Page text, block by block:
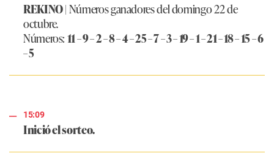
REKINO| Números ganadores del domingo 22 de
octubre.
Números:11 – 9 – 2 – 8 – 4 – 25 – 7 – 3 – 19 – 1 – 21 – 18 – 15 – 6
– 5
15:09
Inició el sorteo.